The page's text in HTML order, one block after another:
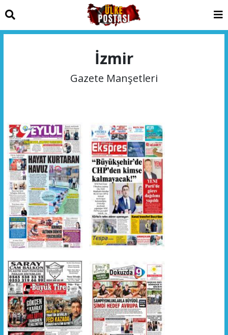
İzmir
Gazete Manşetleri